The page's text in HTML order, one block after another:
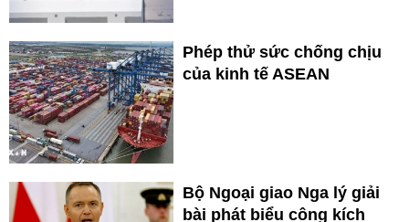
Phép thử sức chống chịu
của kinh tế ASEAN
Bộ Ngoại giao Nga lý giải
bài phát biểu công kích